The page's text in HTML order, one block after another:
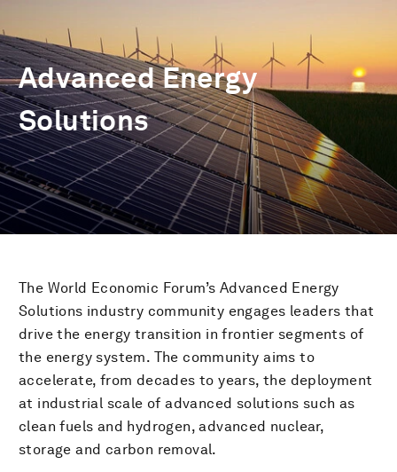
Advanced Energy
Solutions
The World Economic Forum’s Advanced Energy
Solutions industry community engages leaders that
drive the energy transition in frontier segments of
the energy system. The community aims to
accelerate, from decades to years, the deployment
at industrial scale of advanced solutions such as
clean fuels and hydrogen, advanced nuclear,
storage and carbon removal.